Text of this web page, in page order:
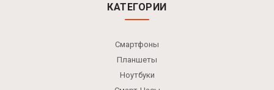
КАТЕГОРИИ
Смартфоны
Планшеты
Ноутбуки